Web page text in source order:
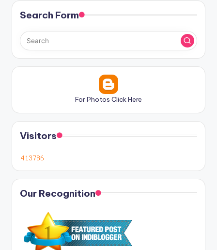
Search Form
For Photos Click Here
Visitors
Our Recognition